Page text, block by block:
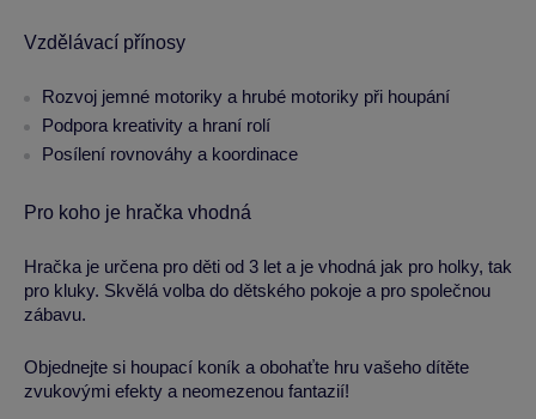
Vzdělávací přínosy
Rozvoj jemné motoriky a hrubé motoriky při houpání
Podpora kreativity a hraní rolí
Posílení rovnováhy a koordinace
Pro koho je hračka vhodná
Hračka je určena pro děti od 3 let a je vhodná jak pro holky, tak
pro kluky. Skvělá volba do dětského pokoje a pro společnou
zábavu.
Objednejte si houpací koník a obohaťte hru vašeho dítěte
zvukovými efekty a neomezenou fantazií!